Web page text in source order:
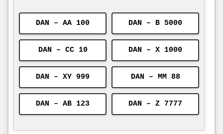
DAN – AA 100 DAN – B 5000
DAN – CC 10 DAN – X 1000
DAN – XY 999 DAN – MM 88
DAN – AB 123 DAN – Z 7777